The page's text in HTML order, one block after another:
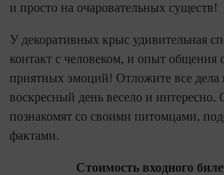
и просто на очаровательных существ!
У декоративных крыс удивительная
контакт с человеком, и опыт общения
приятных эмоций! Отложите все дела
воскресный день весело и
познакомят со своими питомцами,
фактами.
Стоимость входного